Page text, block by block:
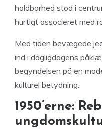
holdbarhed stod i
hurtigt associeret med
Med tiden bevægede
ind i dagligdagens
begyndelsen på en
kulturel betydning.
1950’erne: